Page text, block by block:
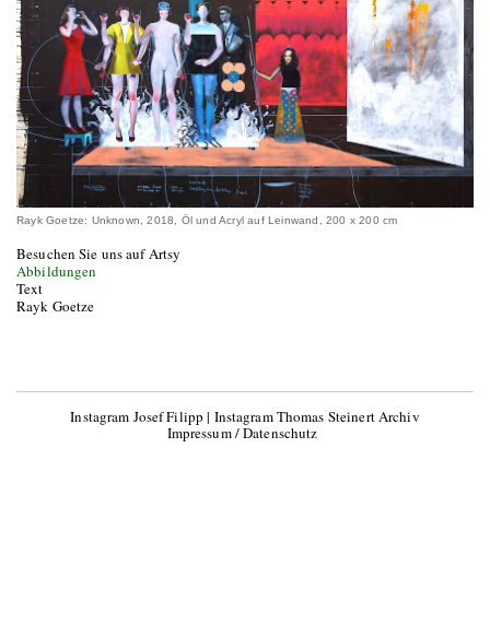
Rayk Goetze: Unknown, 2018, Öl und Acryl auf Leinwand, 200 x 200 cm
Besuchen Sie uns auf Artsy
Abbildungen
Text
Rayk Goetze
Instagram Josef Filipp | Instagram Thomas Steinert Archiv
Impressum / Datenschutz